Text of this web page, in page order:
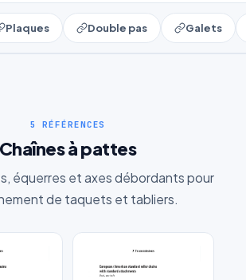
Plaques Double pas Galets
5 RÉFÉRENCES
Chaînes à pattes
équerres et axes débordants pour
de taquets et tabliers.